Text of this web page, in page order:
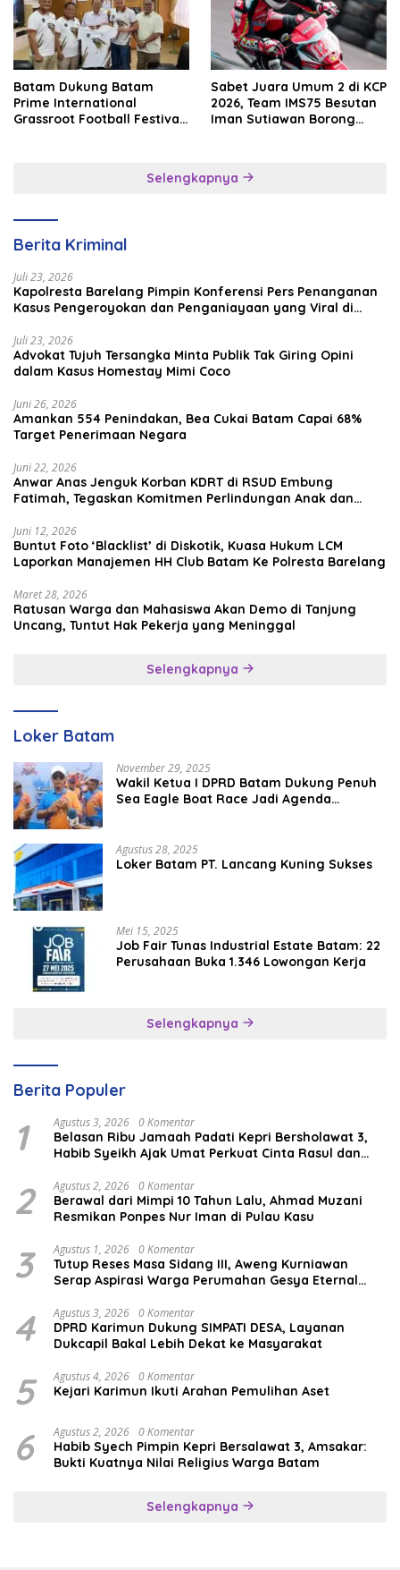
Batam Dukung Batam
Prime International
Grassroot Football Festival
Sabet Juara Umum 2 di KCP
2026, Team IMS75 Besutan
Iman Sutiawan Borong
Selengkapnya
Berita Kriminal
Juli 23, 2026
Kapolresta Barelang Pimpin Konferensi Pers Penanganan
Kasus Pengeroyokan dan Penganiayaan yang Viral di
Juli 23, 2026
Advokat Tujuh Tersangka Minta Publik Tak Giring Opini
dalam Kasus Homestay Mimi Coco
Juni 26, 2026
Amankan 554 Penindakan, Bea Cukai Batam Capai 68%
Target Penerimaan Negara
Juni 22, 2026
Anwar Anas Jenguk Korban KDRT di RSUD Embung
Fatimah, Tegaskan Komitmen Perlindungan Anak dan
Juni 12, 2026
Buntut Foto ‘Blacklist’ di Diskotik, Kuasa Hukum LCM
Laporkan Manajemen HH Club Batam Ke Polresta Barelang
Maret 28, 2026
Ratusan Warga dan Mahasiswa Akan Demo di Tanjung
Uncang, Tuntut Hak Pekerja yang Meninggal
Selengkapnya
Loker Batam
November 29, 2025
Wakil Ketua I DPRD Batam Dukung Penuh
Sea Eagle Boat Race Jadi Agenda
Agustus 28, 2025
Loker Batam PT. Lancang Kuning Sukses
Mei 15, 2025
Job Fair Tunas Industrial Estate Batam: 22
Perusahaan Buka 1.346 Lowongan Kerja
Selengkapnya
Berita Populer
1 Agustus 3, 2026 0 Komentar
Belasan Ribu Jamaah Padati Kepri Bersholawat 3,
Habib Syeikh Ajak Umat Perkuat Cinta Rasul dan
2 Agustus 2, 2026 0 Komentar
Berawal dari Mimpi 10 Tahun Lalu, Ahmad Muzani
Resmikan Ponpes Nur Iman di Pulau Kasu
3 Agustus 1, 2026 0 Komentar
Tutup Reses Masa Sidang III, Aweng Kurniawan
Serap Aspirasi Warga Perumahan Gesya Eternal
4 Agustus 3, 2026 0 Komentar
DPRD Karimun Dukung SIMPATI DESA, Layanan
Dukcapil Bakal Lebih Dekat ke Masyarakat
5 Agustus 4, 2026 0 Komentar
Kejari Karimun Ikuti Arahan Pemulihan Aset
6 Agustus 2, 2026 0 Komentar
Habib Syech Pimpin Kepri Bersalawat 3, Amsakar:
Bukti Kuatnya Nilai Religius Warga Batam
Selengkapnya